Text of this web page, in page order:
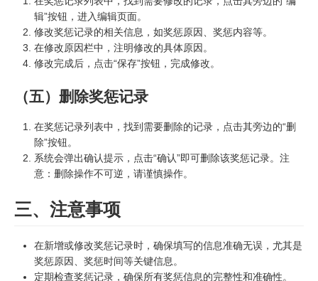
辑”按钮，进入编辑页面。
修改奖惩记录的相关信息，如奖惩原因、奖惩内容等。
在修改原因栏中，注明修改的具体原因。
修改完成后，点击“保存”按钮，完成修改。
（五）删除奖惩记录
在奖惩记录列表中，找到需要删除的记录，点击其旁边的“删
除”按钮。
系统会弹出确认提示，点击“确认”即可删除该奖惩记录。注
意：删除操作不可逆，请谨慎操作。
三、注意事项
在新增或修改奖惩记录时，确保填写的信息准确无误，尤其是
奖惩原因、奖惩时间等关键信息。
定期检查奖惩记录，确保所有奖惩信息的完整性和准确性。